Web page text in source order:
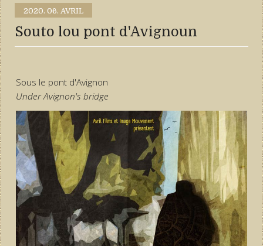
2020. 06. AVRIL
Souto lou pont d'Avignoun
Sous le pont d'Avignon
Under Avignon's bridge